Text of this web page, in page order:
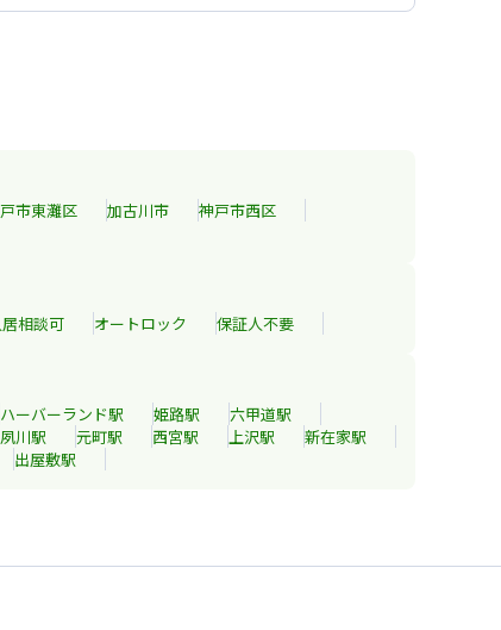
市東灘区 加古川市
神戸市西区
相談可 オートロック 保証人不要
ハーバーランド駅 姫路駅 六甲道駅
川駅 元町駅 西宮駅 上沢駅 新在家駅
出屋敷駅